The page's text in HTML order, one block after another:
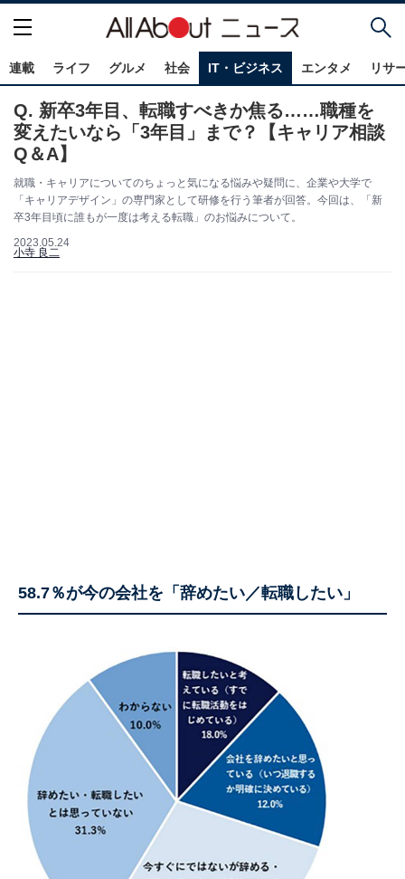
連載 ライフ グルメ 社会 IT・ビジネス エンタメ リサ
Q. 新卒3年目、転職すべきか焦る……職種を
変えたいなら「3年目」まで？【キャリア相談
Q＆A】
就職・キャリアについてのちょっと気になる悩みや疑問に、企業や大学で
「キャリアデザイン」の専門家として研修を行う筆者が回答。今回は、「新
卒3年目頃に誰もが一度は考える転職」のお悩みについて。
2023.05.24
小寺 良二
58.7％が今の会社を「辞めたい／転職したい」